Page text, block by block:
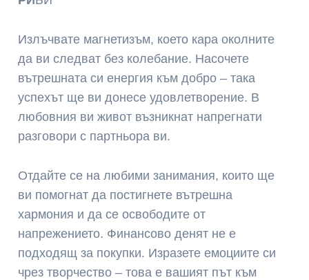
Излъчвате магнетизъм, което кара околните
да ви следват без колебание. Насочете
вътрешната си енергия към добро – така
успехът ще ви донесе удовлетворение. В
любовния ви живот възникнат напрегнати
разговори с партньора ви.
Отдайте се на любими занимания, които ще
ви помогнат да постигнете вътрешна
хармония и да се освободите от
напрежението. Финансово денят не е
подходящ за покупки. Изразете емоциите си
чрез творчество – това е вашият път към